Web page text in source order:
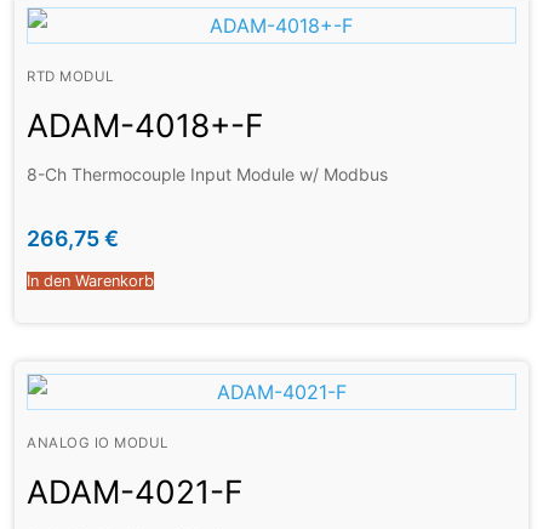
RTD MODUL
ADAM-4018+-F
8-Ch Thermocouple Input Module w/ Modbus
266,75€
In den Warenkorb
ANALOG IO MODUL
ADAM-4021-F